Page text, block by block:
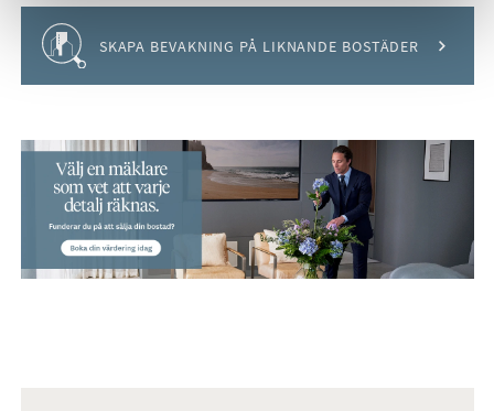
Håll koll på detta objekt
SKAPA BEVAKNING PÅ LIKNANDE BOSTÄDER